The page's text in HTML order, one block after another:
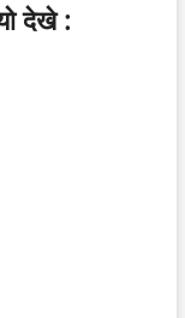
देखे :